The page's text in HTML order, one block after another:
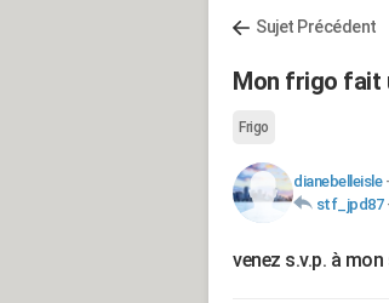
Sujet Précédent
Mon frigo fait
Frigo
dianebelleisle-
stf_jpd87
venez s.v.p. à